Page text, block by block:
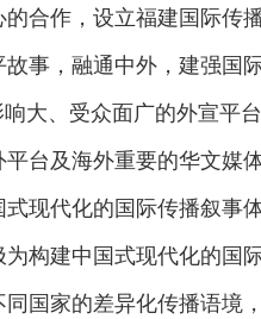
合作，设立福建国际传
事，融通中外，建强国
大、受众面广的外宣平
台及海外重要的华文媒
现代化的国际传播叙事
构建中国式现代化的国
国家的差异化传播语境